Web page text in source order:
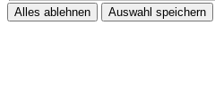
Alles ablehnen Auswahl speichern